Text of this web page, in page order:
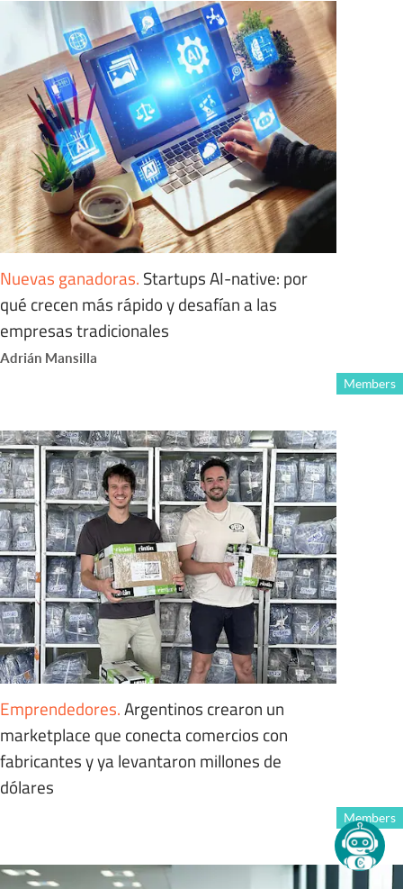
Nuevas ganadoras. Startups AI-native: por
qué crecen más rápido y desafían a las
empresas tradicionales
Adrián Mansilla
Members
Emprendedores.Argentinos crearon un
marketplace que conecta comercios con
fabricantes y ya levantaron millones de
dólares
Members